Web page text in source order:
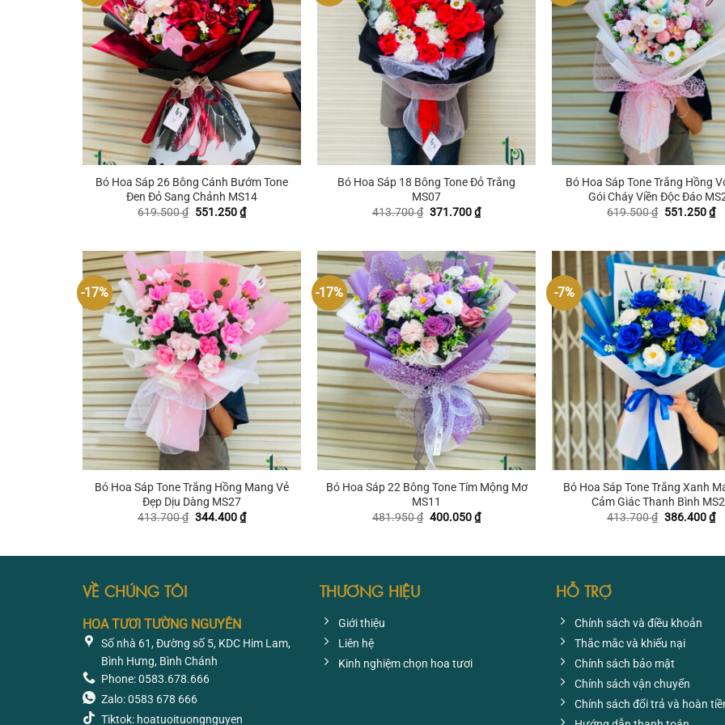
+
Bó Hoa Sáp 26 Bông Cánh Bướm Tone
Đen Đỏ Sang Chảnh MS14
619.500₫ Giá
551.250₫Giá
551.250 ₫.
Bó Hoa Sáp 18 Bông Tone Đỏ Trắng
MS07
413.700₫ Giá
371.700₫Giá
371.700 ₫.
+
Bó Hoa Sáp Tone Trắng Hồng
Gói Cháy Viền Độc Đáo
619.500₫ Giá
551.250₫Giá
-17%
Bó Hoa Sáp Tone Trắng Hồng Mang Vẻ
Đẹp Dịu Dàng MS27
413.700₫ Giá
344.400₫Giá
-17%
+
Bó Hoa Sáp 22 Bông Tone Tím Mộng Mơ
MS11
481.950₫ Giá
400.050₫Giá
-7%
+
Bó Hoa Sáp Tone Trắng Xanh
Cảm Giác Thanh Bình
413.700₫ Giá
386.400₫Giá
VỀ CHÚNG TÔI
HOA TƯƠI TƯỜNG NGUYÊN
Số nhà 61, Đường số 5, KDC Him Lam,
Bình Hưng, Bình Chánh
Phone: 0583.678.666
Zalo: 0583 678 666
Tiktok: hoatuoituongnguyen
THƯƠNG HIỆU
Giới thiệu
Liên hệ
Kinh nghiệm chọn hoa tươi
HỖ TRỢ
Chính sách và điều khoản
Thắc mắc và khiếu nại
Chính sách bảo mật
Chính sách vận chuyển
Chính sách đổi trả và hoàn